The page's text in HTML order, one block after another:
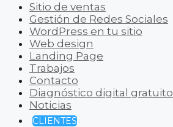
Sitio de ventas
Gestión de Redes Sociales
WordPress en tu sitio
Web design
Landing Page
Trabajos
Contacto
Diagnóstico digital gratuito
Noticias
CLIENTES